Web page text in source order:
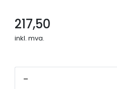
217,50
inkl. mva.
-